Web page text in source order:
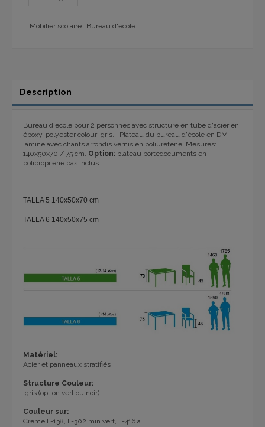
Mobilier scolaire Bureau d'école
Description
Bureau d'école pour 2 personnes avec structure en tube d'acier en
époxy-polyester colour gris. Plateau du bureau d'école en DM
laminé avec chants arrondis vernis en poliurétène. Mesures:
140x50x70 / 75 cm. Option: plateau portedocuments en
polipropilène pas inclus.
TALLA 5 140x50x70 cm
TALLA 6 140x50x75 cm
Matériel:
Acier et panneaux stratifiés
Structure Couleur:
gris (option vert ou noir)
Couleur sur:
Crème L-138, L-302 min vert, L-416 a